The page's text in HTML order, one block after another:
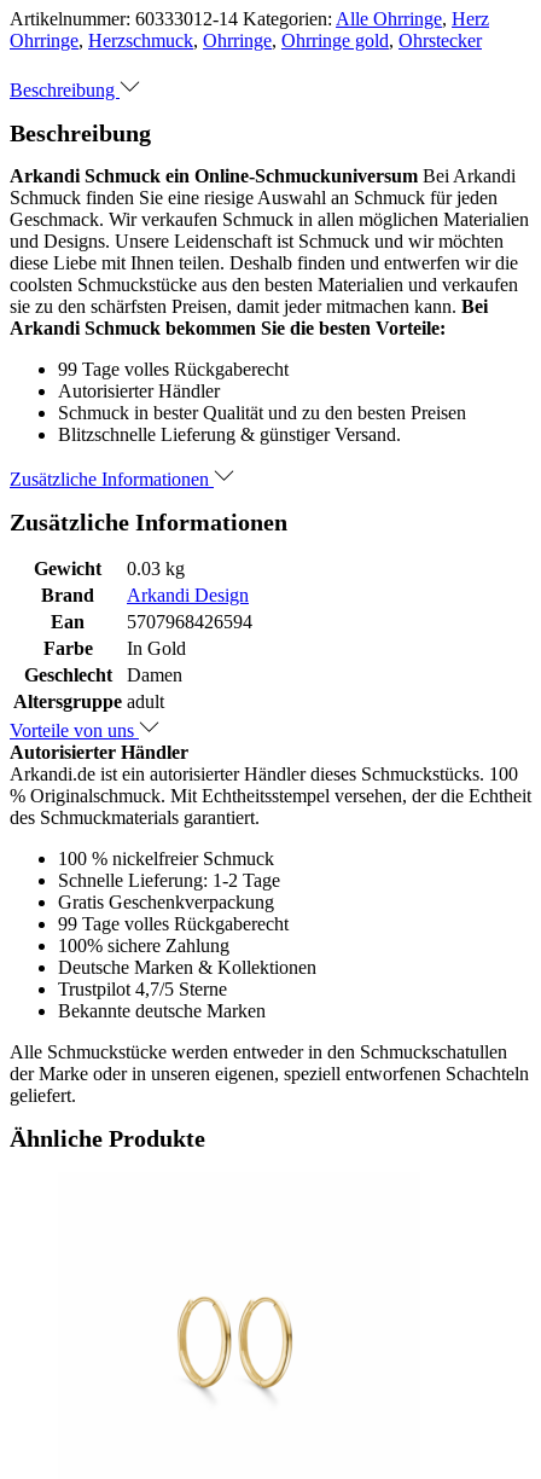
Artikelnummer: 60333012-14 Kategorien: Alle Ohrringe, Herz
Ohrringe, Herzschmuck, Ohrringe, Ohrringe gold, Ohrstecker
Beschreibung
Beschreibung
Arkandi Schmuck ein Online-Schmuckuniversum Bei Arkandi
Schmuck finden Sie eine riesige Auswahl an Schmuck für jeden
Geschmack. Wir verkaufen Schmuck in allen möglichen Materialien
und Designs. Unsere Leidenschaft ist Schmuck und wir möchten
diese Liebe mit Ihnen teilen. Deshalb finden und entwerfen wir die
coolsten Schmuckstücke aus den besten Materialien und verkaufen
sie zu den schärfsten Preisen, damit jeder mitmachen kann. Bei
Arkandi Schmuck bekommen Sie die besten Vorteile:
99 Tage volles Rückgaberecht
Autorisierter Händler
Schmuck in bester Qualität und zu den besten Preisen
Blitzschnelle Lieferung & günstiger Versand.
Zusätzliche Informationen
Zusätzliche Informationen
Gewicht
0.03 kg
Brand
Arkandi Design
Ean
5707968426594
Farbe
In Gold
Geschlecht
Damen
Altersgruppe adult
Vorteile von uns
Autorisierter Händler
Arkandi.de ist ein autorisierter Händler dieses Schmuckstücks. 100
% Originalschmuck. Mit Echtheitsstempel versehen, der die Echtheit
des Schmuckmaterials garantiert.
100 % nickelfreier Schmuck
Schnelle Lieferung: 1-2 Tage
Gratis Geschenkverpackung
99 Tage volles Rückgaberecht
100% sichere Zahlung
Deutsche Marken & Kollektionen
Trustpilot 4,7/5 Sterne
Bekannte deutsche Marken
Alle Schmuckstücke werden entweder in den Schmuckschatullen
der Marke oder in unseren eigenen, speziell entworfenen Schachteln
geliefert.
Ähnliche Produkte